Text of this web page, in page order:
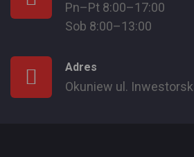
Pn–Pt 8:00–17:00
Sob 8:00–13:00
Adres
Okuniew ul.